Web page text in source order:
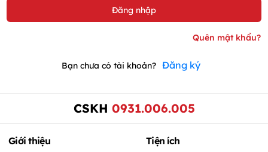
Bạn chưa có tài khoản? Đăng ký
CSKH 0931.006.005
Giới thiệu Tiện ích